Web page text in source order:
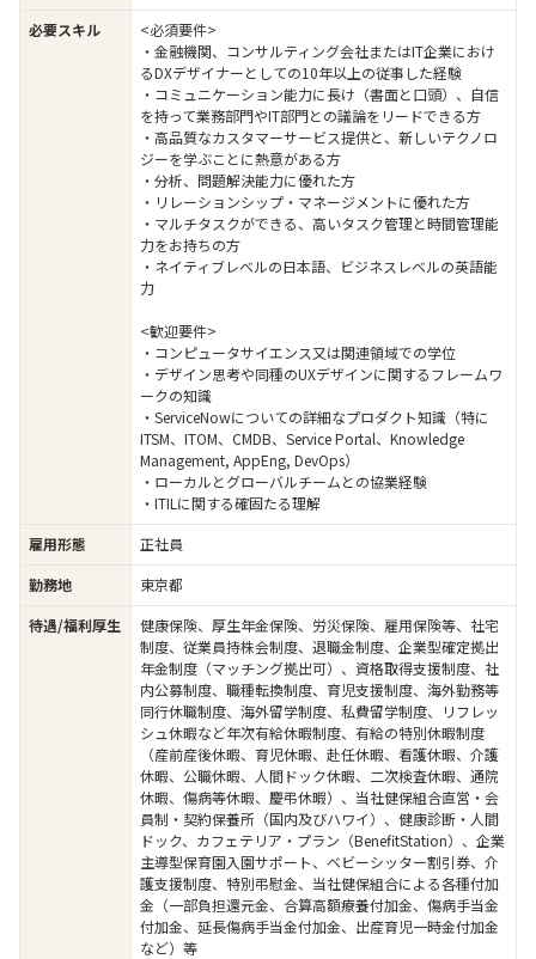
必要スキル
<必須要件>
・金融機関、コンサルティング会社またはIT企業におけ
るDXデザイナーとしての10年以上の従事した経験
・コミュニケーション能力に長け（書面と口頭）、自信
を持って業務部門やIT部門との議論をリードできる方
・高品質なカスタマーサービス提供と、新しいテクノロ
ジーを学ぶことに熱意がある方
・分析、問題解決能力に優れた方
・リレーションシップ・マネージメントに優れた方
・マルチタスクができる、高いタスク管理と時間管理能
力をお持ちの方
・ネイティブレベルの日本語、ビジネスレベルの英語能
力
<歓迎要件>
・コンピュータサイエンス又は関連領域での学位
・デザイン思考や同種のUXデザインに関するフレームワ
ークの知識
・ServiceNowについての詳細なプロダクト知識（特に
ITSM、ITOM、CMDB、Service Portal、Knowledge
Management, AppEng, DevOps）
・ローカルとグローバルチームとの協業経験
・ITILに関する確固たる理解
雇用形態
正社員
勤務地
東京都
待遇/福利厚生
健康保険、厚生年金保険、労災保険、雇用保険等、社宅
制度、従業員持株会制度、退職金制度、企業型確定拠出
年金制度（マッチング拠出可）、資格取得支援制度、社
内公募制度、職種転換制度、育児支援制度、海外勤務等
同行休職制度、海外留学制度、私費留学制度、リフレッ
シュ休暇など年次有給休暇制度、有給の特別休暇制度
（産前産後休暇、育児休暇、赴任休暇、看護休暇、介護
休暇、公職休暇、人間ドック休暇、二次検査休暇、通院
休暇、傷病等休暇、慶弔休暇）、当社健保組合直営・会
員制・契約保養所（国内及びハワイ）、健康診断・人間
ドック、カフェテリア・プラン（BenefitStation）、企業
主導型保育園入園サポート、ベビーシッター割引券、介
護支援制度、特別弔慰金、当社健保組合による各種付加
金（一部負担還元金、合算高額療養付加金、傷病手当金
付加金、延長傷病手当金付加金、出産育児一時金付加金
など）等